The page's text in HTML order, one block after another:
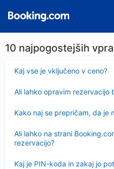
10 najpogostejših
Kaj vse je vključeno v ceno?
Ali lahko opravim rezervacijo
Kako naj se prepričam, da je
Ali lahko na strani
rezervacijo?
Kaj je PIN-koda in zakaj jo